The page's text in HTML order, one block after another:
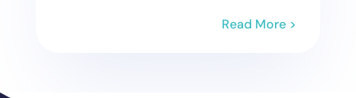
Read More >